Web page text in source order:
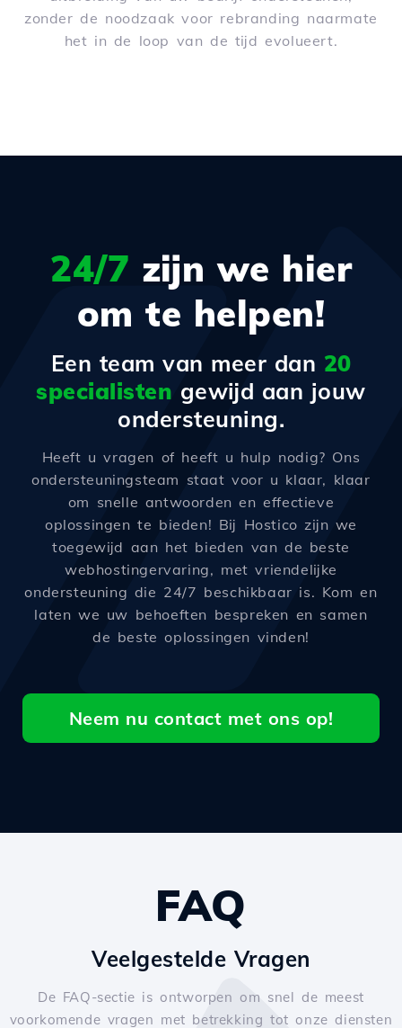
zonder de noodzaak voor rebranding naarmate
het in de loop van de tijd evolueert.
24/7 zijn we hier
om te helpen!
Een team van meer dan 20
specialisten gewijd aan jouw
ondersteuning.
Heeft u vragen of heeft u hulp nodig? Ons
ondersteuningsteam staat voor u klaar, klaar
om snelle antwoorden en effectieve
oplossingen te bieden! Bij Hostico zijn we
toegewijd aan het bieden van de beste
webhostingervaring, met vriendelijke
ondersteuning die 24/7 beschikbaar is. Kom en
laten we uw behoeften bespreken en samen
de beste oplossingen vinden!
Neem nu contact met ons op!
FAQ
Veelgestelde Vragen
De FAQ-sectie is ontworpen om snel de meest
voorkomende vragen met betrekking tot onze diensten